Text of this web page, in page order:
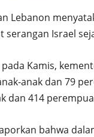
Lebanon
serangan Israel
Kamis,
anak dan 79
dan 414
bahwa